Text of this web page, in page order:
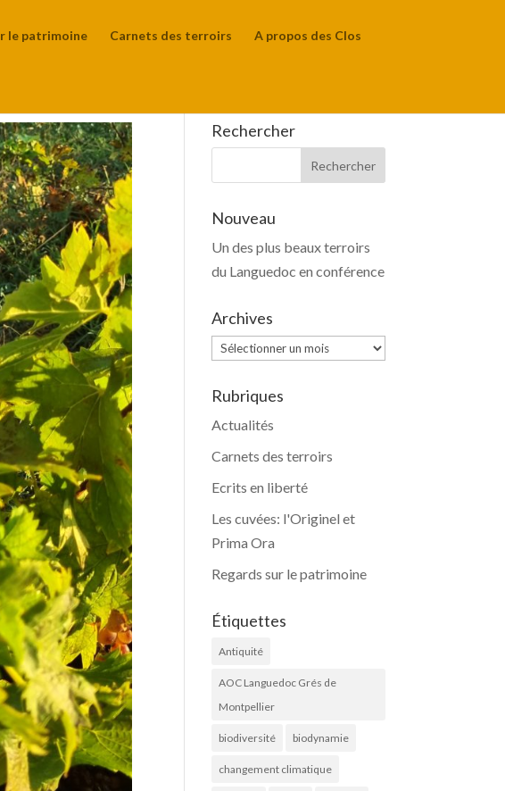
le patrimoine Carnets des terroirs A propos des Clos
Rechercher
Nouveau
Un des plus beaux terroirs
du Languedoc en conférence
Archives
Archives
Rubriques
Actualités
Carnets des terroirs
Ecrits en liberté
Les cuvées: l'Originel et
Prima Ora
Regards sur le patrimoine
Étiquettes
Antiquité
AOC Languedoc Grés de
Montpellier
biodiversité biodynamie
changement climatique